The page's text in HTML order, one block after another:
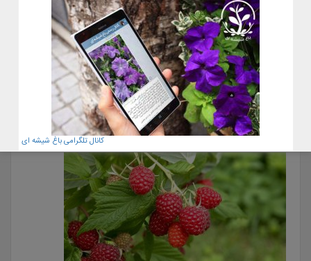
معرفی گل گوشت خوار کوزه ای٫ نپانتس
کانال تلگرامی باغ شیشه ای